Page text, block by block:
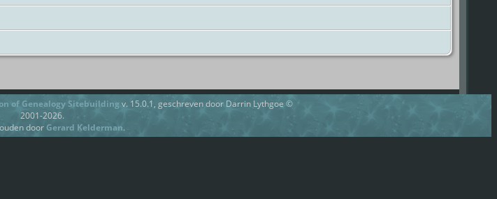
of Genealogy Sitebuildingv. 15.0.1, geschreven door Darrin Lythgoe ©
2001-2026.
door Gerard Kelderman.